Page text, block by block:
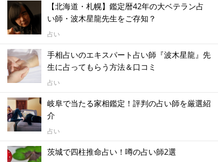
【北海道・札幌】鑑定暦42年の大ベテラン占
い師・波木星龍先生をご存知？
占い
手相占いのエキスパート占い師『波木星龍』先
生に占ってもらう方法＆口コミ
占い
岐阜で当たる家相鑑定！評判の占い師を厳選紹
介
占い
茨城で四柱推命占い！噂の占い師2選